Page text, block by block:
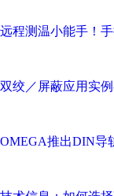
远程测温小能手！
双绞／屏蔽应用实
OMEGA推出DIN导